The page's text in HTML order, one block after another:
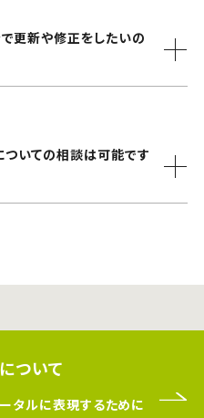
更新や修正をしたいの
いての相談は可能です
ついて
タルに表現するために